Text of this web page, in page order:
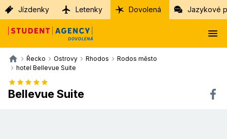
Jízdenky Letenky Dovolená Jazykové
Řecko Ostrovy Rhodos
Rodos město
hotel Bellevue Suite
Bellevue Suite